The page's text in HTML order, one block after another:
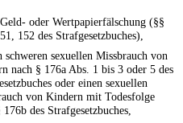
oder Wertpapierfälschung (§§
152 des Strafgesetzbuches),
schweren sexuellen Missbrauch von
nach § 176a Abs. 1 bis 3 oder 5 des
oder einen sexuellen
von Kindern mit Todesfolge
176b des Strafgesetzbuches,